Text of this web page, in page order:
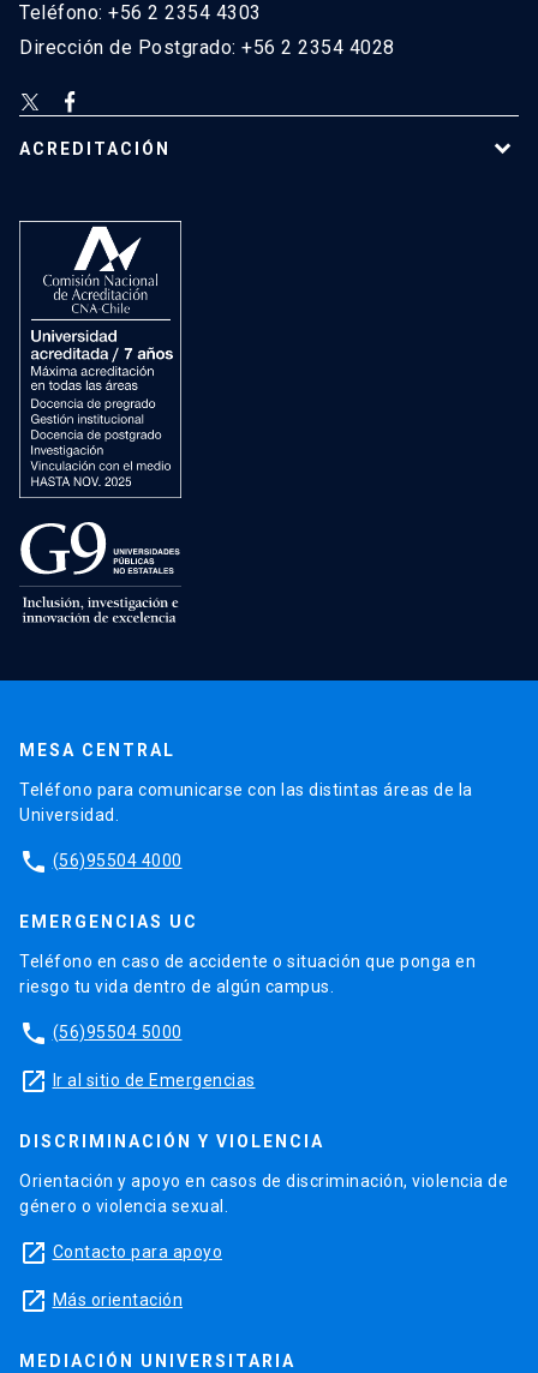
Teléfono: +56 2 2354 4303
Dirección de Postgrado: +56 2 2354 4028
ACREDITACIÓN
MESA CENTRAL
Teléfono para comunicarse con las distintas áreas de la
Universidad.
phone (56)95504 4000
EMERGENCIAS UC
Teléfono en caso de accidente o situación que ponga en
riesgo tu vida dentro de algún campus.
phone (56)95504 5000
launch Ir al sitio de Emergencias
DISCRIMINACIÓN Y VIOLENCIA
Orientación y apoyo en casos de discriminación, violencia de
género o violencia sexual.
launch Contacto para apoyo
launch Más orientación
MEDIACIÓN UNIVERSITARIA